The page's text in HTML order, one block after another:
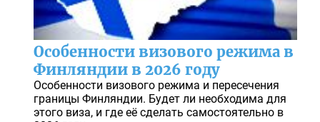
Особенности визового режима в
Финляндии в 2026 году
Особенности визового режима и пересечения
границы Финляндии. Будет ли необходима для
этого виза, и где её сделать самостоятельно в